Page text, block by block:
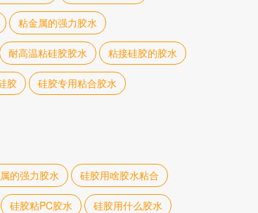
粘金属的强力胶水
耐高温粘硅胶胶水 粘接硅胶的胶水
胶 硅胶专用粘合胶水
的强力胶水 硅胶用啥胶水粘合
硅胶粘PC胶水 硅胶用什么胶水